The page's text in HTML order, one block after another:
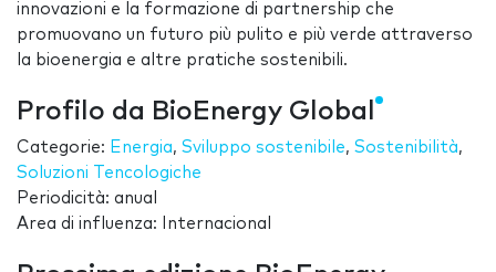
innovazioni e la formazione di partnership che
promuovano un futuro più pulito e più verde attraverso
la bioenergia e altre pratiche sostenibili.
Profilo da BioEnergy Global
Categorie: Energia, Sviluppo sostenibile, Sostenibilità,
Soluzioni Tencologiche
Periodicità: anual
Area di influenza: Internacional